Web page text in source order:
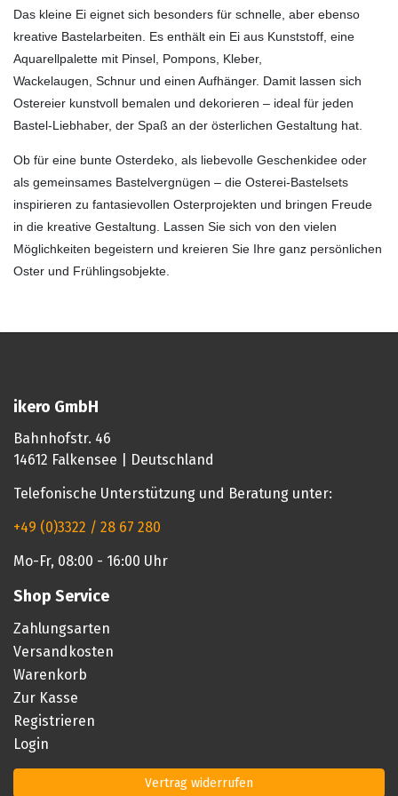
Das kleine Ei eignet sich besonders für schnelle, aber ebenso
kreative Bastelarbeiten. Es enthält ein Ei aus Kunststoff, eine
Aquarellpalette mit Pinsel, Pompons, Kleber,
Wackelaugen, Schnur und einen Aufhänger. Damit lassen sich
Ostereier kunstvoll bemalen und dekorieren – ideal für jeden
Bastel-Liebhaber, der Spaß an der österlichen Gestaltung hat.
Ob für eine bunte Osterdeko, als liebevolle Geschenkidee oder
als gemeinsames Bastelvergnügen – die Osterei-Bastelsets
inspirieren zu fantasievollen Osterprojekten und bringen Freude
in die kreative Gestaltung. Lassen Sie sich von den vielen
Möglichkeiten begeistern und kreieren Sie Ihre ganz persönlichen
Oster und Frühlingsobjekte.
ikero GmbH
Bahnhofstr. 46
14612 Falkensee | Deutschland
Telefonische Unterstützung und Beratung unter:
+49 (0)3322 / 28 67 280
Mo-Fr, 08:00 - 16:00 Uhr
Shop Service
Zahlungsarten
Versandkosten
Warenkorb
Zur Kasse
Registrieren
Login
Vertrag widerrufen